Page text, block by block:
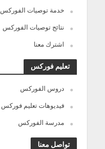
خدمة توصيات الفوركس
نتائج توصيات الفوركس
اشترك معنا
تعليم فوركس
دروس الفوركس
فيديوهات تعليم فوركس
مدرسة الفوركس
تواصل معنا